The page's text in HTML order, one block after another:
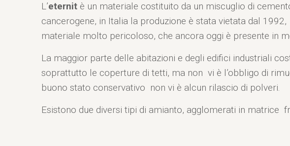
L’eternit è un materiale costituito da un miscuglio di
cancerogene, in Italia la produzione è stata vietata dal
materiale molto pericoloso, che ancora oggi è presente in
La maggior parte delle abitazioni e degli edifici industriali
soprattutto le coperture di tetti, ma non vi è l’obbligo di
buono stato conservativo non vi è alcun rilascio di polveri.
Esistono due diversi tipi di amianto, agglomerati in matrice